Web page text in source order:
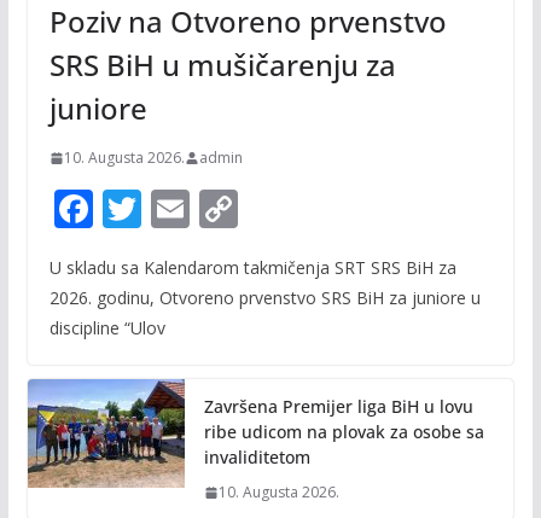
Poziv na Otvoreno prvenstvo
SRS BiH u mušičarenju za
juniore
10. Augusta 2026. admin
F
ac
e
b
o
k
T
w
itt
er
E
m
ai
C
o
p
y
n
k
U skladu sa Kalendarom takmičenja SRT SRS BiH za
2026. godinu, Otvoreno prvenstvo SRS BiH za juniore u
discipline “Ulov
Završena Premijer liga BiH u lovu
ribe udicom na plovak za osobe sa
invaliditetom
10. Augusta 2026.